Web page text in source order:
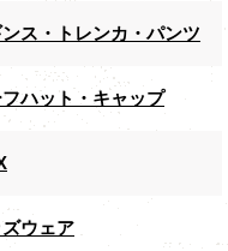
ンス・トレンカ・パンツ
ハット・キャップ
ウェア